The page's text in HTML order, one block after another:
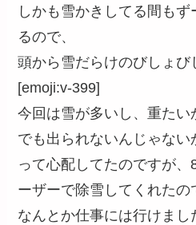
しかも雪かきしてる間も
るので、
頭から雪だらけのびしょび
[emoji:v-399]
今回は雪が多いし、重た
でも出られないんじゃない
って心配してたのですが
ーザーで除雪してくれたの
なんとか仕事には行けまし